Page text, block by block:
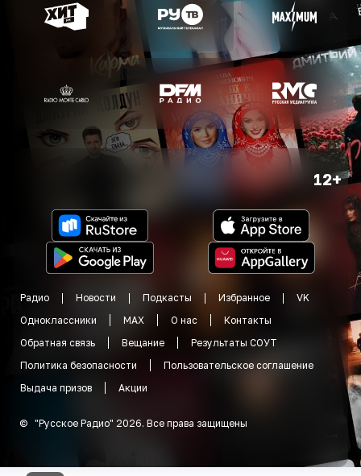
12+
Радио Новости Подкасты Избранное
VK
Одноклассники
MAX О нас
Контакты
Обратная связь
Вещание
Результаты СОУТ
Политика безопасности
Пользовательское соглашение
Выдача призов
Акции
© "Русское Радио" 2026. Все права защищены